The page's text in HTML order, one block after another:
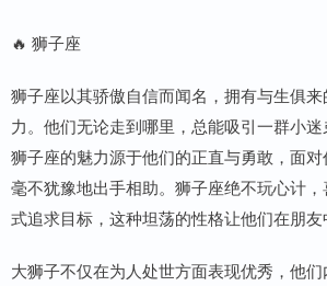
🔥 狮子座
狮子座以其骄傲自信而闻名，拥有与生俱
力。他们无论走到哪里，总能吸引一群小迷
狮子座的魅力源于他们的正直与勇敢，面
毫不犹豫地出手相助。狮子座绝不玩心计
式追求目标，这种坦荡的性格让他们在朋友
大狮子不仅在为人处世方面表现优秀，他